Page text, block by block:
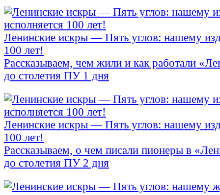
Ленинские искры — Пять углов: нашему
100 лет!
Рассказываем, чем жили и как работали
до столетия ПУ 1 дня
Ленинские искры — Пять углов: нашему
100 лет!
Рассказываем, о чем писали пионеры в
до столетия ПУ 2 дня